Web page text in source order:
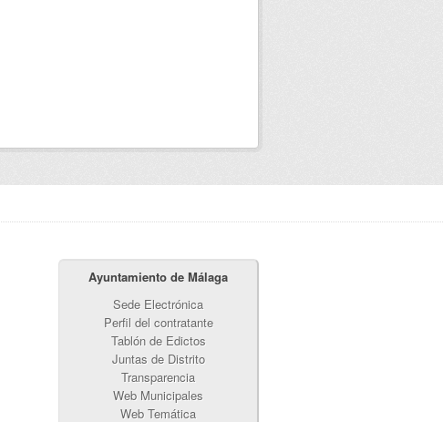
Ayuntamiento de Málaga
Sede Electrónica
Perfil del contratante
Tablón de Edictos
Juntas de Distrito
Transparencia
Web Municipales
Web Temática